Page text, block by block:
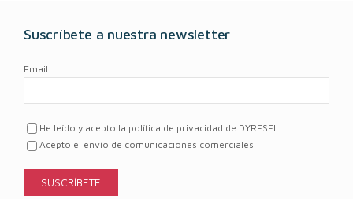
Suscríbete a nuestra newsletter
Email
He leído y acepto la política de privacidad de DYRESEL.
Acepto el envío de comunicaciones comerciales.